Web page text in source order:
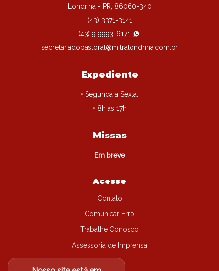
Londrina - PR, 86060-340
(43) 3371-3141
(43) 9 9993-6171
secretariadopastoral@mitralondrina.com.br
Expediente
• Segunda a Sexta:
• 8h às 17h
Missas
Em breve
Acesse
Contato
Comunicar Erro
Trabalhe Conosco
Assessoria de Imprensa